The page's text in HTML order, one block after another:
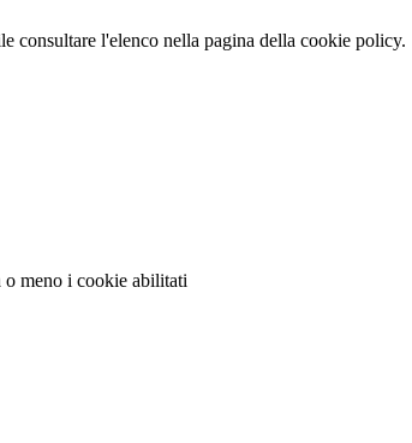
consultare l'elenco nella pagina della cookie policy.
meno i cookie abilitati